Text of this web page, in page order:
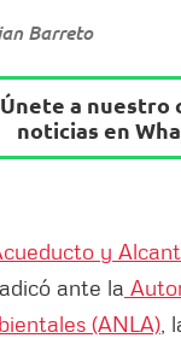
Barreto
Únete a nuestro
noticias en
y
ante la
(ANLA)